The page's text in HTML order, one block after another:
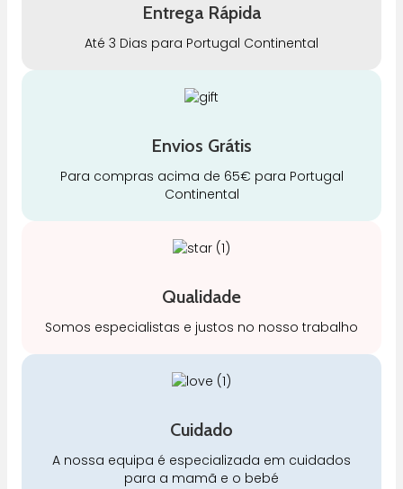
Entrega Rápida
Até 3 Dias para Portugal Continental
Envios Grátis
Para compras acima de 65€ para Portugal
Continental
Qualidade
Somos especialistas e justos no nosso trabalho
Cuidado
A nossa equipa é especializada em cuidados
para a mamã e o bebé